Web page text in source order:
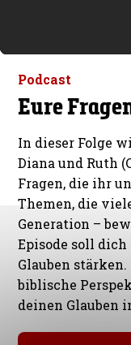
Podcast
Eure
In dieser Folge
Diana und Ruth
Fragen, die ihr
Themen, die
Generation –
Episode soll
Glauben
biblische
deinen Glauben